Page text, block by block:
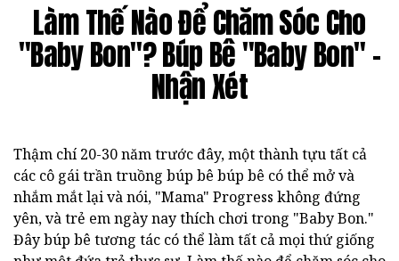
Làm Thế Nào Để Chăm Sóc Cho
"Baby Bon"? Búp Bê "Baby Bon" -
Nhận Xét
Thậm chí 20-30 năm trước đây, một thành tựu tất cả
các cô gái trần truồng búp bê búp bê có thể mở và
nhắm mắt lại và nói, "Mama" Progress không đứng
yên, và trẻ em ngày nay thích chơi trong "Baby Bon."
Đây búp bê tương tác có thể làm tất cả mọi thứ giống